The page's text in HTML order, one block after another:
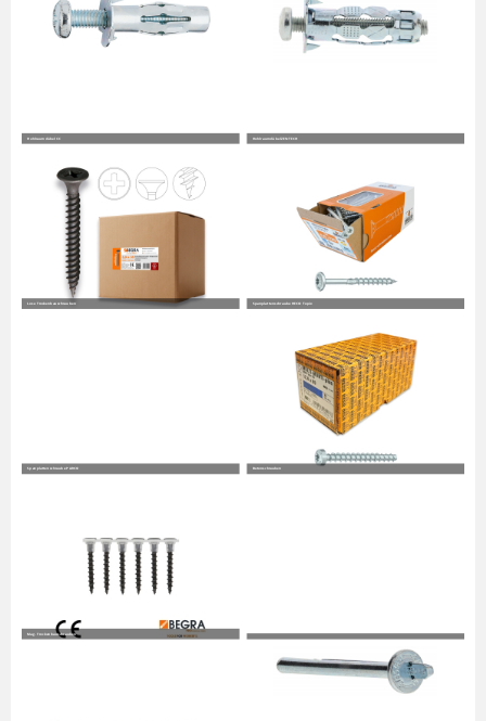
Hohlraumdübel CC Hohlraumdübel ZENTECH
Lose Trockenbauschrauben
Mag. Trockenbauschrauben
Spanplattenschraube HECO Topix
Spanplattenschraube PARCO Betonschrauben